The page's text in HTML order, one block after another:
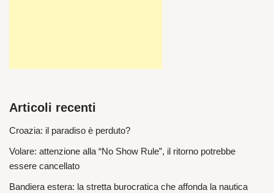
Articoli recenti
Croazia: il paradiso è perduto?
Volare: attenzione alla “No Show Rule”, il ritorno potrebbe
essere cancellato
Bandiera estera: la stretta burocratica che affonda la nautica